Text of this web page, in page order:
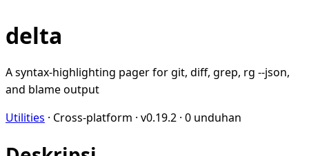
delta
A syntax-highlighting pager for git, diff, grep, rg --json,
and blame output
Utilities · Cross-platform · v0.19.2 · 0 unduhan